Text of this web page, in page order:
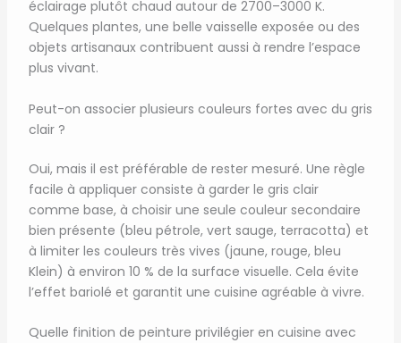
éclairage plutôt chaud autour de 2700–3000 K.
Quelques plantes, une belle vaisselle exposée ou des
objets artisanaux contribuent aussi à rendre l’espace
plus vivant.
Peut-on associer plusieurs couleurs fortes avec du gris
clair ?
Oui, mais il est préférable de rester mesuré. Une règle
facile à appliquer consiste à garder le gris clair
comme base, à choisir une seule couleur secondaire
bien présente (bleu pétrole, vert sauge, terracotta) et
à limiter les couleurs très vives (jaune, rouge, bleu
Klein) à environ 10 % de la surface visuelle. Cela évite
l’effet bariolé et garantit une cuisine agréable à vivre.
Quelle finition de peinture privilégier en cuisine avec